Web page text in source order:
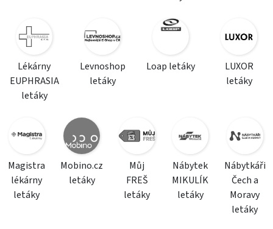
Lékárny
EUPHRASIA
letáky
Levnoshop
letáky
Loap letáky
LUXOR
letáky
Magistra
lékárny
letáky
Mobino.cz
letáky
Můj
FREŠ
letáky
Nábytek
MIKULÍK
letáky
Nábytkáři
Čech a
Moravy
letáky